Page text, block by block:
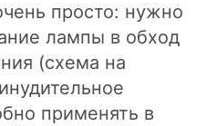
просто: нужно
лампы в обход
(схема на
применять в